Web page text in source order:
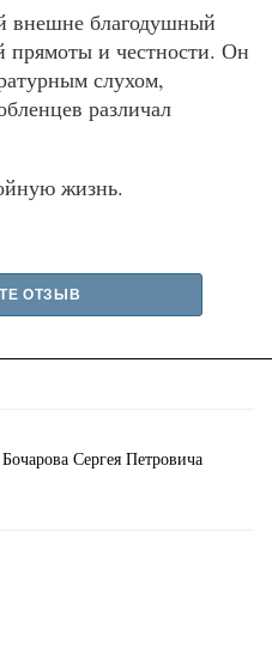
внешне благодушный
прямоты и честности. Он
слухом,
различал
жизнь.
ОТЗЫВ
Сергея Петровича